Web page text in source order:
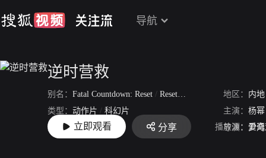
导航
逆时营救
别名： Fatal Countdown: Reset / Reset /致命倒数 地区： 内地
类型： 动作片 / 科幻片 主演： 杨幂
上映： 2017-06-29 导演： 尹
立即观看 分享 播放源： 爱